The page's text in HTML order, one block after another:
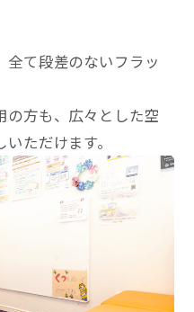
全て段差のないフラッ
の方も、広々とした空
ただけます。